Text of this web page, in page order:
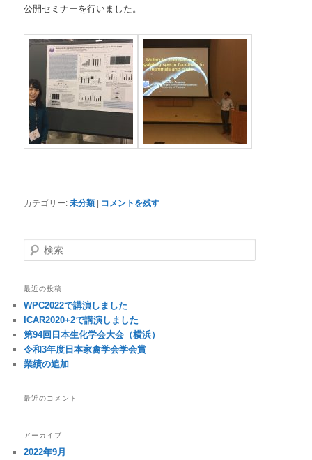
公開セミナーを行いました。
カテゴリー: 未分類 コメントを残す
検
索
最近の投稿
WPC2022で講演しました
ICAR2020+2で講演しました
第94回日本生化学会大会（横浜）
令和3年度日本家禽学会学会賞
業績の追加
最近のコメント
アーカイブ
2022年9月